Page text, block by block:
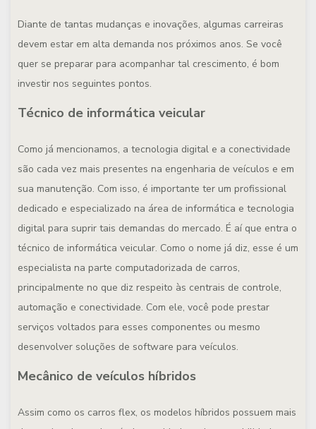
Diante de tantas mudanças e inovações, algumas carreiras
devem estar em alta demanda nos próximos anos. Se você
quer se preparar para acompanhar tal crescimento, é bom
investir nos seguintes pontos.
Técnico de informática veicular
Como já mencionamos, a tecnologia digital e a conectividade
são cada vez mais presentes na engenharia de veículos e em
sua manutenção. Com isso, é importante ter um profissional
dedicado e especializado na área de informática e tecnologia
digital para suprir tais demandas do mercado. É aí que entra o
técnico de informática veicular. Como o nome já diz, esse é um
especialista na parte computadorizada de carros,
principalmente no que diz respeito às centrais de controle,
automação e conectividade. Com ele, você pode prestar
serviços voltados para esses componentes ou mesmo
desenvolver soluções de software para veículos.
Mecânico de veículos híbridos
Assim como os carros flex, os modelos híbridos possuem mais